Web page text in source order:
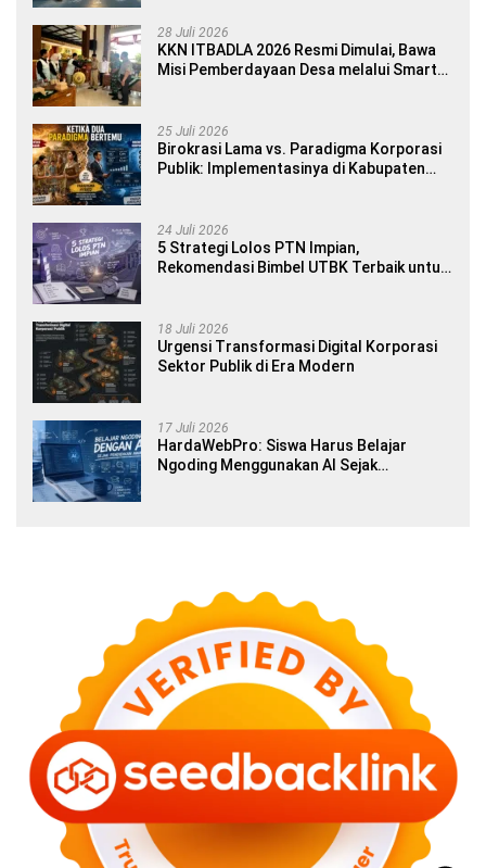
28 Juli 2026
KKN ITBADLA 2026 Resmi Dimulai, Bawa
Misi Pemberdayaan Desa melalui Smart
25 Juli 2026
Birokrasi Lama vs. Paradigma Korporasi
Publik: Implementasinya di Kabupaten
24 Juli 2026
5 Strategi Lolos PTN Impian,
Rekomendasi Bimbel UTBK Terbaik untuk
18 Juli 2026
Urgensi Transformasi Digital Korporasi
Sektor Publik di Era Modern
17 Juli 2026
HardaWebPro: Siswa Harus Belajar
Ngoding Menggunakan AI Sejak